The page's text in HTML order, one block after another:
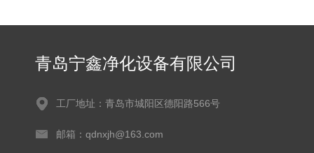
青岛宁鑫净化设备有限公司
工厂地址：青岛市城阳区德阳路566号
邮箱：qdnxjh@163.com